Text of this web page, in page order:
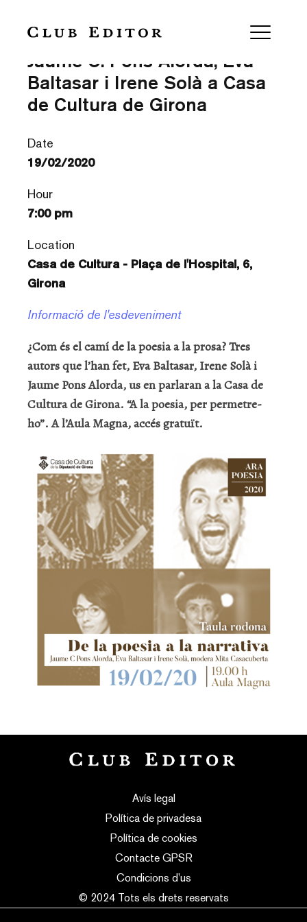
De la poesia a la narrativa —
Jaume C. Pons Alorda, Eva
Baltasar i Irene Solà a Casa
de Cultura de Girona
Date
19/02/2020
Hour
7:00 pm
Location
Casa de Cultura - Plaça de l'Hospital, 6,
Girona
Informació de l'esdeveniment
¿Com és el camí de la poesia a la prosa? Tres
autors que l’han fet, Eva Baltasar, Irene Solà i
Jaume Pons Alorda, us en parlaran a la Casa de
Cultura de Girona. “A la poesia, per permetre-
ho”. A l’Aula Magna, accés gratuït.
Avís legal
Política de privadesa
Política de cookies
Contacte GPSR
Condicions d’us
© 2024 Tots els drets reservats